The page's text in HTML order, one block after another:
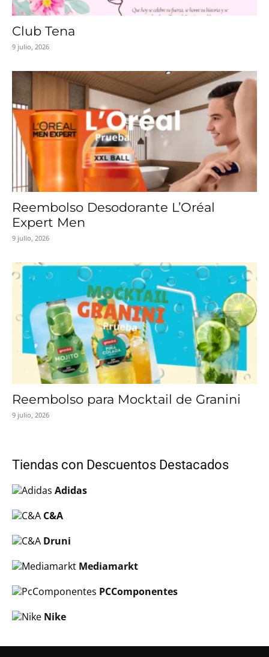
Club Tena
9 julio, 2026
Reembolso Desodorante L’Oréal
Expert Men
9 julio, 2026
Reembolso para Mocktail de Granini
9 julio, 2026
Tiendas con Descuentos Destacados
Adidas
C&A
Druni
Mediamarkt
PCComponentes
Nike